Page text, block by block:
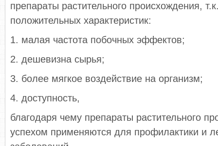
препараты растительного происхождения,
положительных характеристик:
1. малая частота побочных эффектов;
2. дешевизна сырья;
3. более мягкое воздействие на организм;
4. доступность,
благодаря чему препараты растительного
успехом применяются для профилактики и